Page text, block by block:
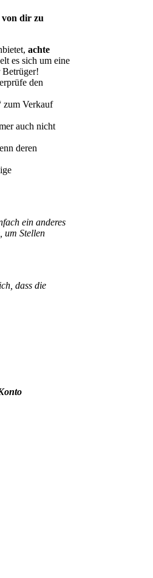
von dir zu
achte
es sich um eine
Betrüger!
den
zum Verkauf
auch nicht
deren
ein anderes
um Stellen
dass die